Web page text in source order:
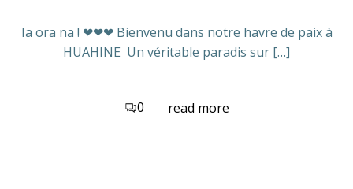
Ia ora na ! ❤❤❤ Bienvenu dans notre havre de paix à
HUAHINE Un véritable paradis sur […]
0 read more